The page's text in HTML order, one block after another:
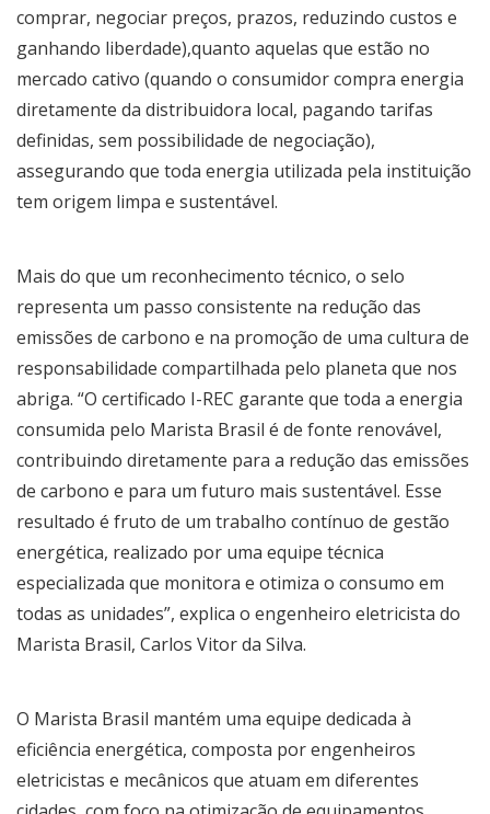
comprar, negociar preços, prazos, reduzindo custos e
ganhando liberdade),quanto aquelas que estão no
mercado cativo (quando o consumidor compra energia
diretamente da distribuidora local, pagando tarifas
definidas, sem possibilidade de negociação),
assegurando que toda energia utilizada pela instituição
tem origem limpa e sustentável.
Mais do que um reconhecimento técnico, o selo
representa um passo consistente na redução das
emissões de carbono e na promoção de uma cultura de
responsabilidade compartilhada pelo planeta que nos
abriga. “O certificado I-REC garante que toda a energia
consumida pelo Marista Brasil é de fonte renovável,
contribuindo diretamente para a redução das emissões
de carbono e para um futuro mais sustentável. Esse
resultado é fruto de um trabalho contínuo de gestão
energética, realizado por uma equipe técnica
especializada que monitora e otimiza o consumo em
todas as unidades”, explica o engenheiro eletricista do
Marista Brasil, Carlos Vitor da Silva.
O Marista Brasil mantém uma equipe dedicada à
eficiência energética, composta por engenheiros
eletricistas e mecânicos que atuam em diferentes